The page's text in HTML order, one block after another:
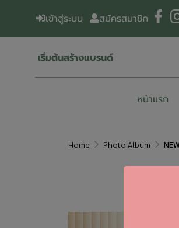
เข้าสู่ระบบ สมัครสมาชิก
เริ่มต้นสร้างแบรนด์
หน้าแรก
Home Photo Album